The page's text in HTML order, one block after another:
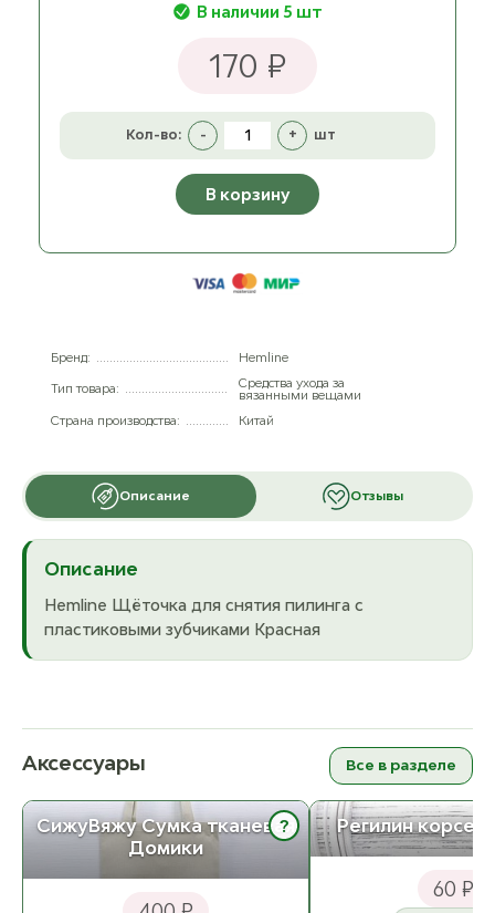
В наличии 5 шт
170 ₽
Кол-во: - + шт
В корзину
Бренд: Hemline
Тип товара:
Средства ухода за
вязанными вещами
Страна производства:
Китай
Описание Отзывы
Описание
Hemline Щёточка для снятия пилинга с
пластиковыми зубчиками Красная
Аксессуары Все в разделе
СижуВяжу Сумка тканевая
Домики
? Регилин
60 ₽